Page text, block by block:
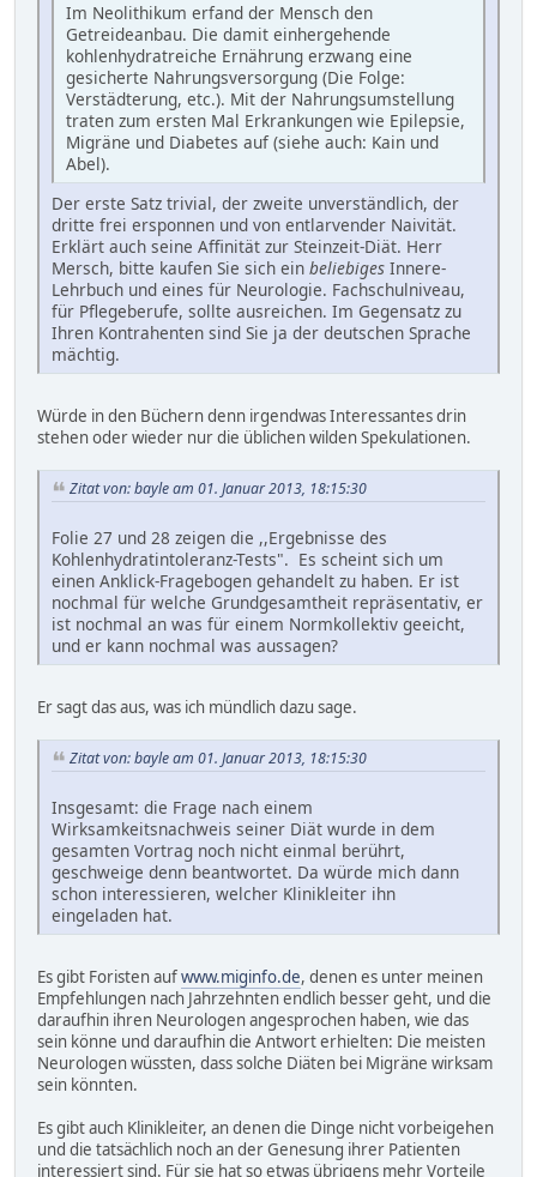
Im Neolithikum erfand der Mensch den
Getreideanbau. Die damit einhergehende
kohlenhydratreiche Ernährung erzwang eine
gesicherte Nahrungsversorgung (Die Folge:
Verstädterung, etc.). Mit der Nahrungsumstellung
traten zum ersten Mal Erkrankungen wie Epilepsie,
Migräne und Diabetes auf (siehe auch: Kain und
Abel).
Der erste Satz trivial, der zweite unverständlich, der
dritte frei ersponnen und von entlarvender Naivität.
Erklärt auch seine Affinität zur Steinzeit-Diät. Herr
Mersch, bitte kaufen Sie sich ein beliebiges Innere-
Lehrbuch und eines für Neurologie. Fachschulniveau,
für Pflegeberufe, sollte ausreichen. Im Gegensatz zu
Ihren Kontrahenten sind Sie ja der deutschen Sprache
mächtig.
Würde in den Büchern denn irgendwas Interessantes drin
stehen oder wieder nur die üblichen wilden Spekulationen.
Zitat von: bayle am 01. Januar 2013, 18:15:30
Folie 27 und 28 zeigen die ,,Ergebnisse des
Kohlenhydratintoleranz-Tests". Es scheint sich um
einen Anklick-Fragebogen gehandelt zu haben. Er ist
nochmal für welche Grundgesamtheit repräsentativ, er
ist nochmal an was für einem Normkollektiv geeicht,
und er kann nochmal was aussagen?
Er sagt das aus, was ich mündlich dazu sage.
Zitat von: bayle am 01. Januar 2013, 18:15:30
Insgesamt: die Frage nach einem
Wirksamkeitsnachweis seiner Diät wurde in dem
gesamten Vortrag noch nicht einmal berührt,
geschweige denn beantwortet. Da würde mich dann
schon interessieren, welcher Klinikleiter ihn
eingeladen hat.
Es gibt Foristen aufwww.miginfo.de, denen es unter meinen
Empfehlungen nach Jahrzehnten endlich besser geht, und die
daraufhin ihren Neurologen angesprochen haben, wie das
sein könne und daraufhin die Antwort erhielten: Die meisten
Neurologen wüssten, dass solche Diäten bei Migräne wirksam
sein könnten.
Es gibt auch Klinikleiter, an denen die Dinge nicht vorbeigehen
und die tatsächlich noch an der Genesung ihrer Patienten
interessiert sind. Für sie hat so etwas übrigens mehr Vorteile